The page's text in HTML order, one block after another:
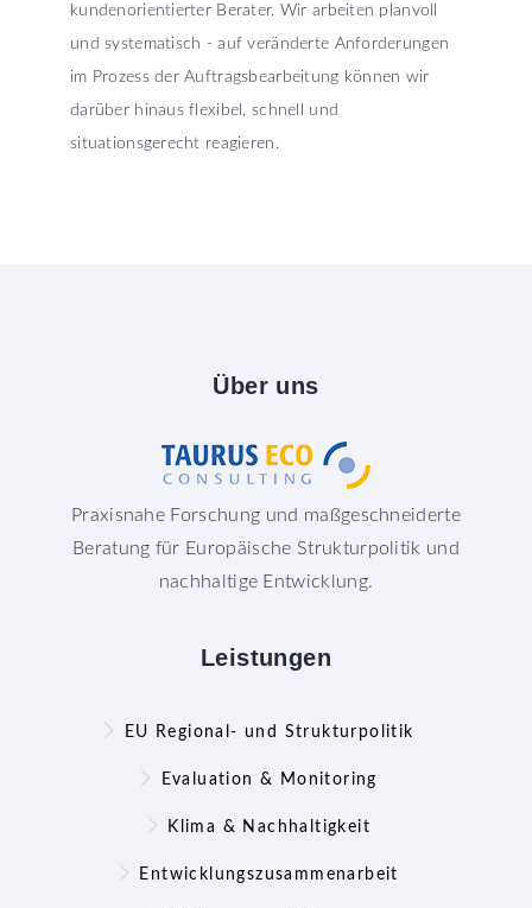
kundenorientierter Berater. Wir arbeiten planvoll
und systematisch - auf veränderte Anforderungen
im Prozess der Auftragsbearbeitung können wir
darüber hinaus flexibel, schnell und
situationsgerecht reagieren.
Über uns
Praxisnahe Forschung und maßgeschneiderte
Beratung für Europäische Strukturpolitik und
nachhaltige Entwicklung.
Leistungen
EU Regional- und Strukturpolitik
Evaluation & Monitoring
Klima & Nachhaltigkeit
Entwicklungszusammenarbeit